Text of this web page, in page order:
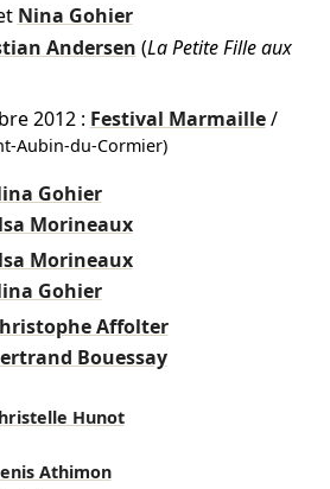
Nina Gohier
Andersen (La Petite Fille aux
2012: Festival Marmaille/
Aubin-du-Cormier)
Gohier
Morineaux
Morineaux
Gohier
Affolter
Bouessay
Hunot
Athimon